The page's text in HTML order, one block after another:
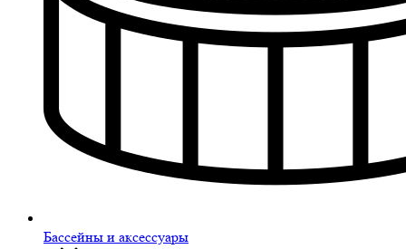
Бассейны и аксессуары